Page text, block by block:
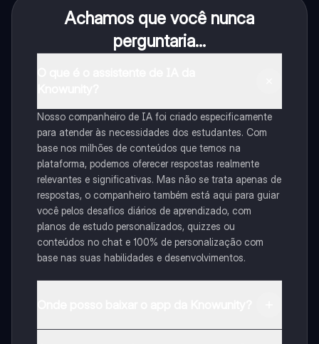
Achamos que você nunca
perguntaria...
Nosso companheiro de IA foi criado especificamente
para atender às necessidades dos estudantes. Com
base nos milhões de conteúdos que temos na
plataforma, podemos oferecer respostas realmente
relevantes e significativas. Mas não se trata apenas de
respostas, o companheiro também está aqui para guiar
você pelos desafios diários de aprendizado, com
planos de estudo personalizados, quizzes ou
conteúdos no chat e 100% de personalização com
base nas suas habilidades e desenvolvimentos.